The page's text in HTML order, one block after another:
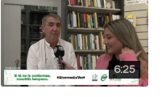
6:25